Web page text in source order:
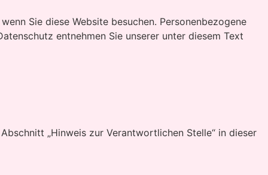
Sie diese Website besuchen. Personenbezogene
entnehmen Sie unserer unter diesem Text
„Hinweis zur Verantwortlichen Stelle“ in dieser